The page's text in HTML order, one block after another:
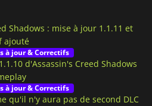
Shadows : mise à jour 1.1.11 et
ajouté
à jour & Correctifs
d'Assassin's Creed Shadows
à jour & Correctifs
qu'il n'y aura pas de second DLC